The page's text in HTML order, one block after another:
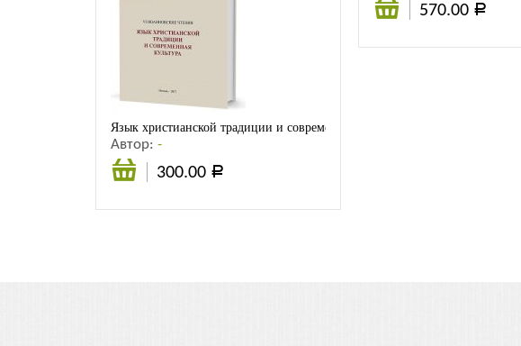
Язык христианской традиции и современная культура: материалы по �
Автор: -
300.00 Р
570.00 Р